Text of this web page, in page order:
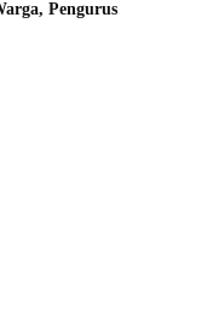
Pengurus